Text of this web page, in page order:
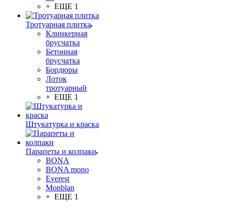
+ ЕЩЕ 1
Тротуарная плитка
Клинкерная
брусчатка
Бетонная
брусчатка
Бордюры
Лоток
тротуарный
+ ЕЩЕ 1
Штукатурка и краска
Парапеты и колпаки
BONA
BONA mono
Everest
Monblan
+ ЕЩЕ 1